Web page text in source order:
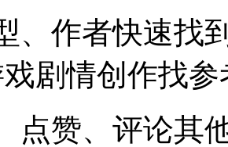
、作者快速找
剧情创作找参
点赞、评论其